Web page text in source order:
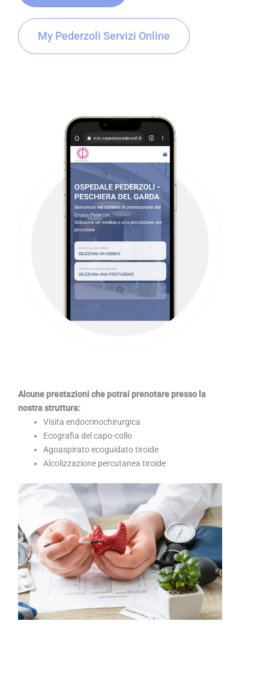
My Pederzoli Servizi Online
Alcune prestazioni che potrai prenotare presso la
nostra struttura:
Visita endocrinochirurgica
Ecografia del capo-collo
Agoaspirato ecoguidato tiroide
Alcolizzazione percutanea tiroide